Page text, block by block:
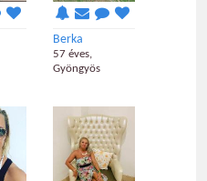
Berka
57 éves,
Gyöngyös